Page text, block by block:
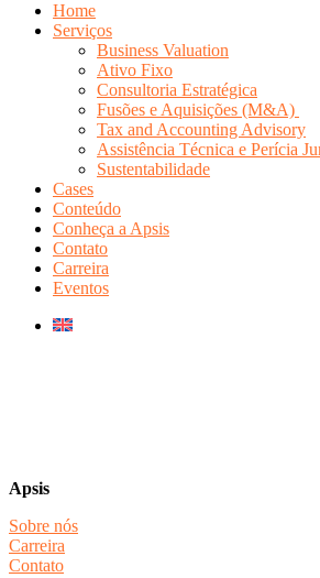
Home
Serviços
Business Valuation
Ativo Fixo
Consultoria Estratégica
Fusões e Aquisições (M&A)
Tax and Accounting Advisory
Assistência Técnica e Perícia
Sustentabilidade
Cases
Conteúdo
Conheça a Apsis
Contato
Carreira
Eventos
Apsis
Sobre nós
Carreira
Contato